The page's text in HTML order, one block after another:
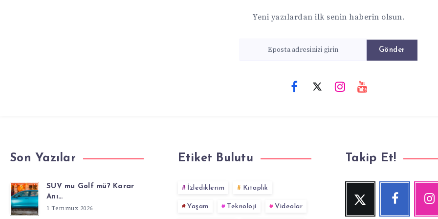
Yeni yazılardan ilk senin haberin olsun.
Gönder
Son Yazılar
SUV mu Golf mü? Karar
Anı…
1 Temmuz 2026
Etiket Bulutu
İzlediklerim Kitaplık
Yaşam Teknoloji Videolar
Takip Et!
Twitter
Beni
Facebook